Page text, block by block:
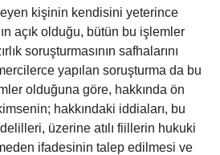
kişinin kendisini yeterince
açık olduğu, bütün bu işlemler
soruşturmasının safhalarını
yapılan soruşturma da bu
olduğuna göre, hakkında ön
hakkındaki iddiaları, bu
üzerine atılı fiillerin hukuki
ifadesinin talep edilmesi ve